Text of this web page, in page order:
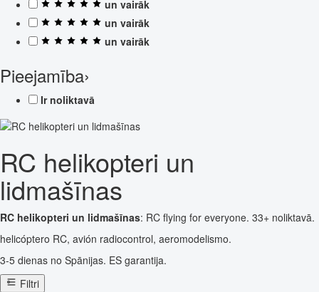
un vairāk
un vairāk
un vairāk
Pieejamība›
Ir noliktavā
RC helikopteri un
lidmašīnas
RC helikopteri un lidmašīnas: RC flying for everyone. 33+ noliktavā.
helicóptero RC, avión radiocontrol, aeromodelismo.
3-5 dienas no Spānijas. ES garantija.
Filtri